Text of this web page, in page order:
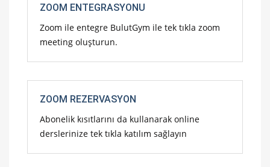
ZOOM ENTEGRASYONU
Zoom ile entegre BulutGym ile tek tıkla zoom
meeting oluşturun.
ZOOM REZERVASYON
Abonelik kısıtlarını da kullanarak online
derslerinize tek tıkla katılım sağlayın